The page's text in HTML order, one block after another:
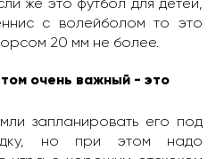
с волейболом то это
20 мм не более.
очень важный - это
запланировать его под
но при этом надо